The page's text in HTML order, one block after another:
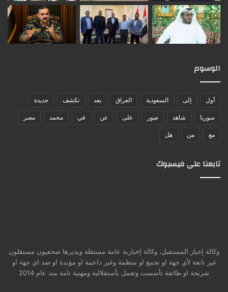
الوسوم
أول إلى السعودية العراق بعد تكشف جديدة
سوريا شاهد صور على عن في محمد مصر
مع من هل
تابعنا على فيسبوك
وكالة إخبار المستقبل، وكالة إخبارية عامة مستقلة ويديرها صحفيون مستقلون
غير تابعة لأي جهة او تجمع او منظمة وغير داعمة او مؤيدة او ضد اي جهة او
شريحة او طائفة تأسست وتعمل بأستقلالية ومهنية تامة منذ عام 2014